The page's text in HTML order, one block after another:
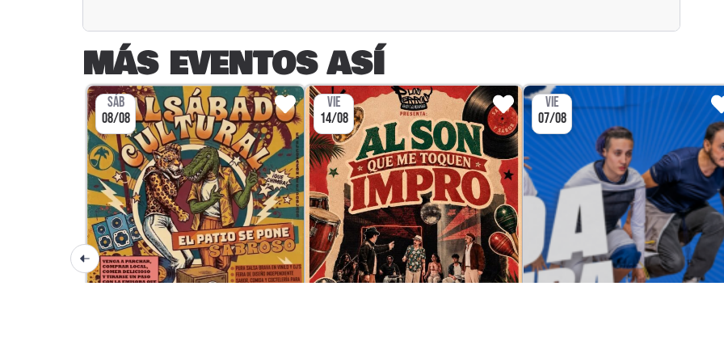
MÁS EVENTOS ASÍ
SÁB
08/08
VIE
14/08
VIE
07/08